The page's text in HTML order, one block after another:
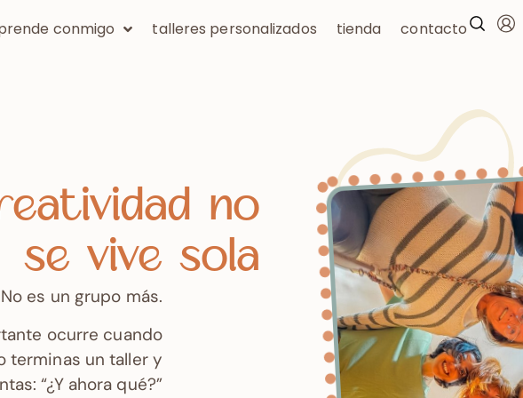
conmigo talleres personalizados tienda contacto
no
se vive sola
es un grupo más.
ocurre cuando
terminas un taller y
“¿Y ahora qué?”